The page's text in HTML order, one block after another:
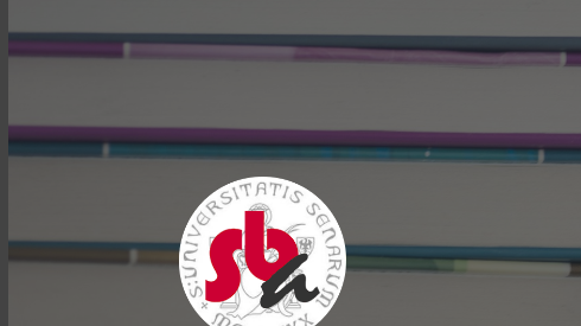
Skip to main content